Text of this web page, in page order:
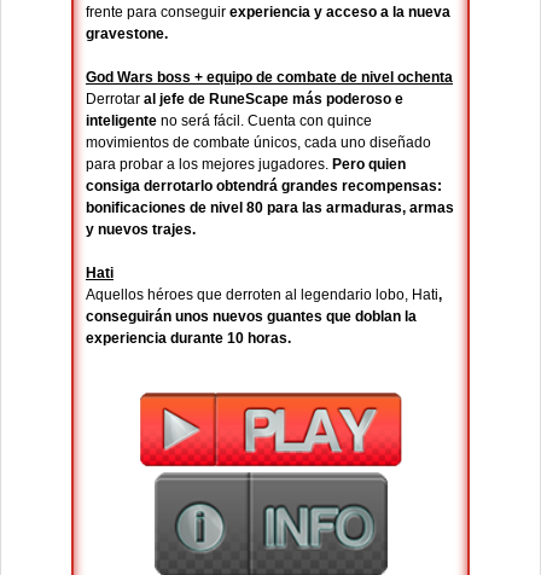
frente para conseguir experiencia y acceso a la nueva
gravestone.
God Wars boss + equipo de combate de nivel ochenta
Derrotar al jefe de RuneScape más poderoso e
inteligente no será fácil. Cuenta con quince
movimientos de combate únicos, cada uno diseñado
para probar a los mejores jugadores. Pero quien
consiga derrotarlo obtendrá grandes recompensas:
bonificaciones de nivel 80 para las armaduras, armas
y nuevos trajes.
Hati
Aquellos héroes que derroten al legendario lobo, Hati,
conseguirán unos nuevos guantes que doblan la
experiencia durante 10 horas.